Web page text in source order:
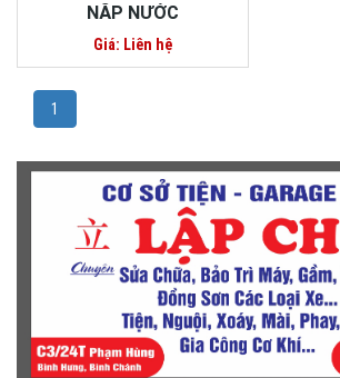
NẮP NƯỚC
Giá: Liên hệ
1